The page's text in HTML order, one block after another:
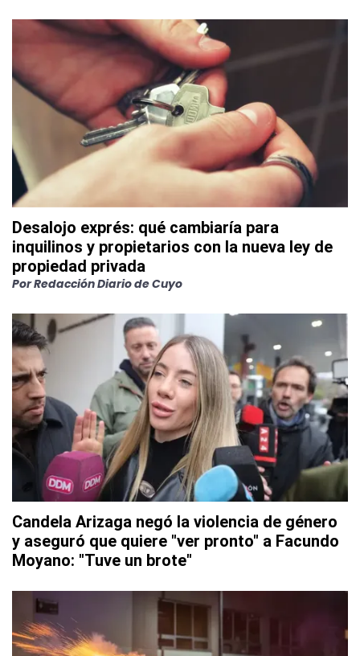
Desalojo exprés: qué cambiaría para
inquilinos y propietarios con la nueva ley de
propiedad privada
PorRedacción Diario de Cuyo
Candela Arizaga negó la violencia de género
y aseguró que quiere "ver pronto" a Facundo
Moyano: "Tuve un brote"